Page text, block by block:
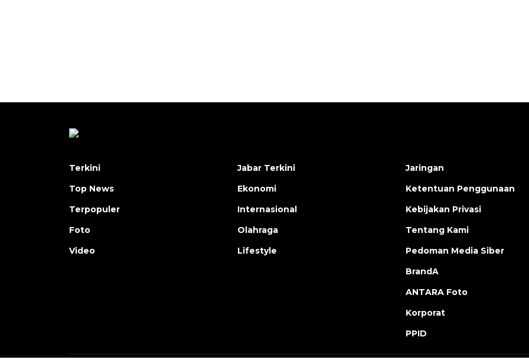
Terkini
Top News
Terpopuler
Foto
Video
Jabar Terkini
Ekonomi
Internasional
Olahraga
Lifestyle
Jaringan
Ketentuan Penggunaan
Kebijakan Privasi
Tentang Kami
Pedoman Media Siber
BrandA
ANTARA Foto
Korporat
PPID